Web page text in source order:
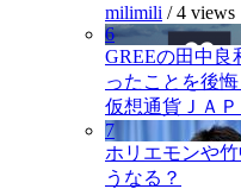
milimili /4 views
6
GREEの田中良
ったことを後悔
仮想通貨ＪＡ
7
ホリエモンや
うなる？